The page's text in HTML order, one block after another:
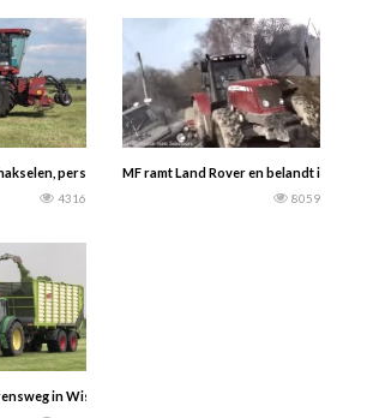
persen en laden met Case IH CHX520 en BB9080
4316
MF ramt Land Rover en belandt in de
8059
in Wissel. Door loonbedrijf G. Foks & Loonbedrijf